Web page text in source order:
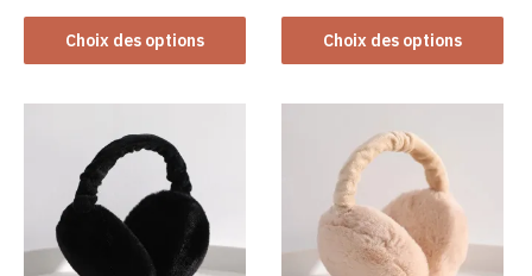
Choix des options
Ce
produit
variations.
options
peuvent
être
Choix des options
Ce
produit
variations.
options
peuvent
être